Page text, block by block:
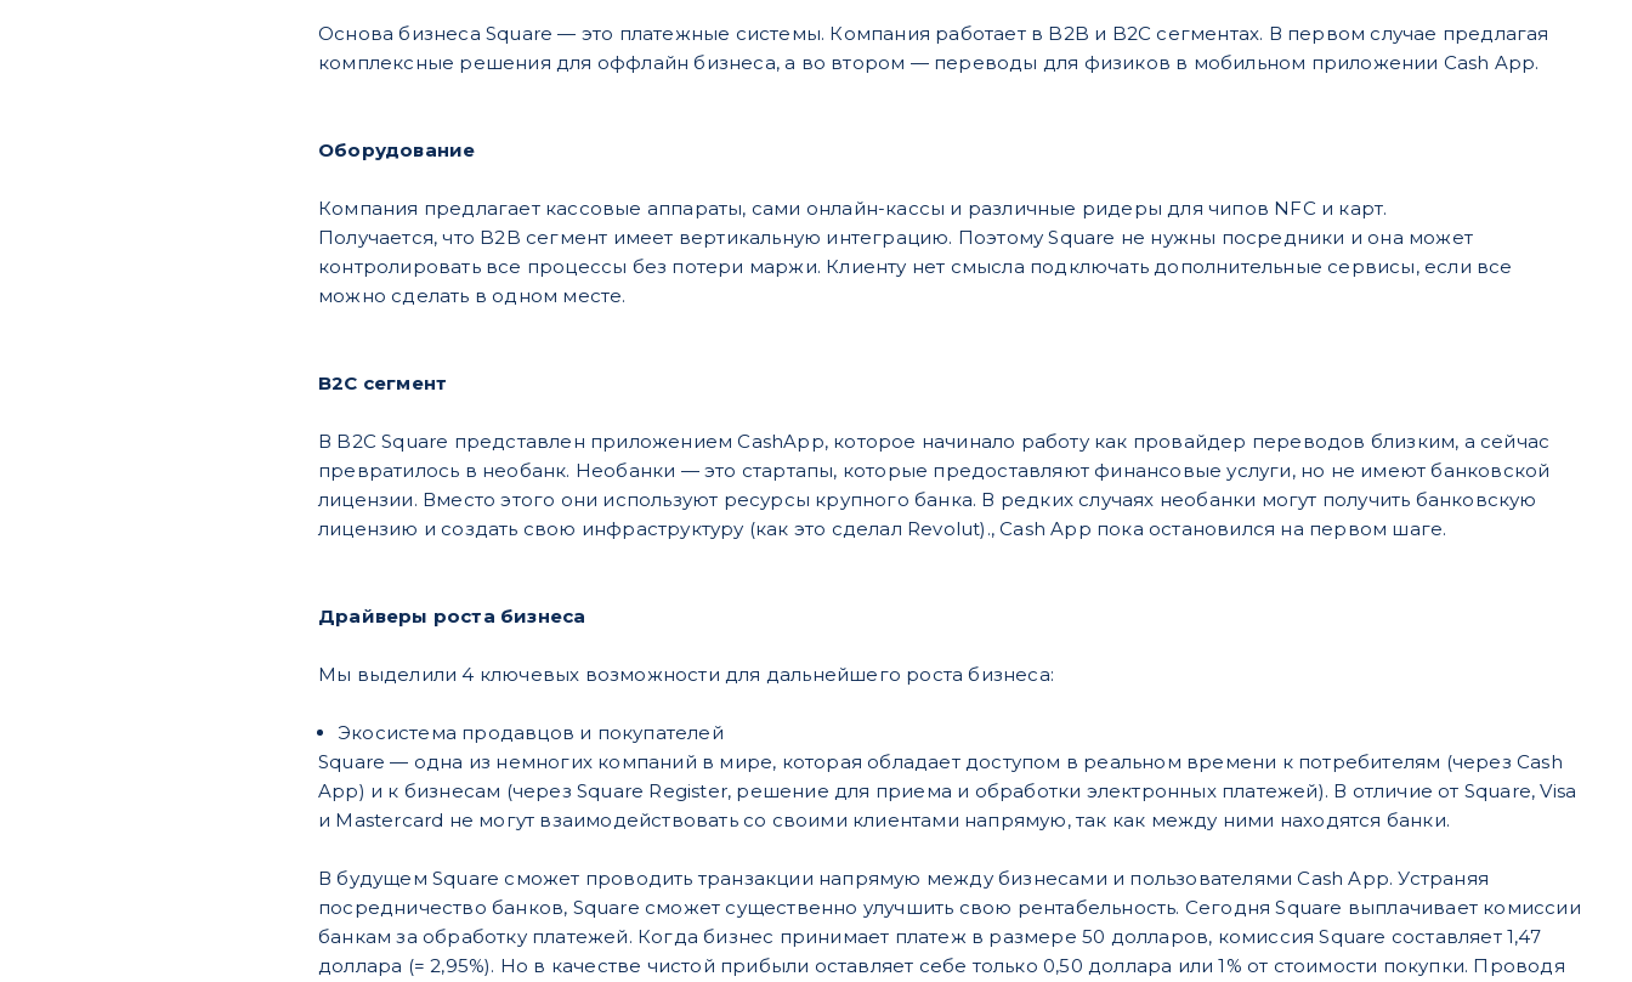
Основа бизнеса Square — это платежные системы. Компания работает в B2B и B2C сегментах. В первом случае предлагая
комплексные решения для оффлайн бизнеса, а во втором — переводы для физиков в мобильном приложении Cash App.
Оборудование
Компания предлагает кассовые аппараты, сами онлайн-кассы и различные ридеры для чипов NFC и карт.
Получается, что B2B сегмент имеет вертикальную интеграцию. Поэтому Square не нужны посредники и она может
контролировать все процессы без потери маржи. Клиенту нет смысла подключать дополнительные сервисы, если все
можно сделать в одном месте.
B2C сегмент
В B2C Square представлен приложением CashApp, которое начинало работу как провайдер переводов близким, а сейчас
превратилось в ​необанк​. Необанки ​— ​это стартапы, которые предоставляют финансовые услуги, но не имеют банковской
лицензии. Вместо этого они используют ресурсы крупного банка. В редких случаях необанки могут получить банковскую
лицензию и создать свою инфраструктуру (как это сделал Revolut)., Cash App пока остановился на первом шаге.
Драйверы роста бизнеса
Мы выделили 4 ключевых возможности для дальнейшего роста бизнеса:
Экосистема продавцов и покупателей
Square — одна из немногих компаний в мире, которая обладает доступом в реальном времени к потребителям (через Cash
App) и к бизнесам (через Square Register, решение для приема и обработки электронных платежей)​. В отличие от Square, Visa
и Mastercard не могут взаимодействовать со своими клиентами напрямую, так как между ними находятся банки.
В будущем Square сможет проводить транзакции напрямую между бизнесами и пользователями Cash App. Устраняя
посредничество банков, Square сможет существенно улучшить свою рентабельность. Сегодня Square выплачивает комиссии
банкам за обработку платежей. Когда бизнес принимает платеж в размере 50 долларов, комиссия Square составляет 1,47
доллара (= 2,95%). Но в качестве чистой прибыли оставляет себе только 0,50 доллара или 1% от стоимости покупки. Проводя